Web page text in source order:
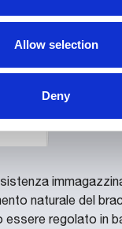
Allow selection
Deny
naturale del
regolato in